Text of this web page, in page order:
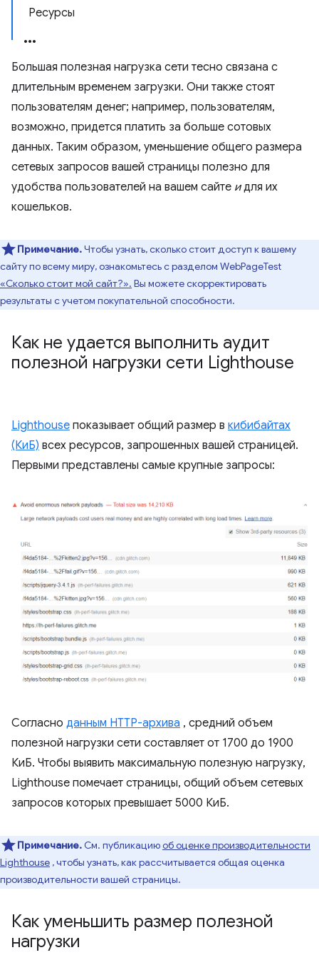
Ресурсы
Большая полезная нагрузка сети тесно связана с
длительным временем загрузки. Они также стоят
пользователям денег; например, пользователям,
возможно, придется платить за больше сотовых
данных. Таким образом, уменьшение общего размера
сетевых запросов вашей страницы полезно для
удобства пользователей на вашем сайте идля их
кошельков.
Примечание.Чтобы узнать, сколько стоит доступ к вашему
сайту по всему миру, ознакомьтесь с разделом WebPageTest
«Сколько стоит мой сайт?». Вы можете скорректировать
результаты с учетом покупательной способности.
Как не удается выполнить аудит
полезной нагрузки сети Lighthouse
Lighthouse показывает общий размер в кибибайтах
(КиБ) всех ресурсов, запрошенных вашей страницей.
Первыми представлены самые крупные запросы:
Согласно данным HTTP-архива , средний объем
полезной нагрузки сети составляет от 1700 до 1900
КиБ. Чтобы выявить максимальную полезную нагрузку,
Lighthouse помечает страницы, общий объем сетевых
запросов которых превышает 5000 КиБ.
Примечание. См. публикациюоб оценке производительности
Lighthouse , чтобы узнать, как рассчитывается общая оценка
производительности вашей страницы.
Как уменьшить размер полезной
нагрузки